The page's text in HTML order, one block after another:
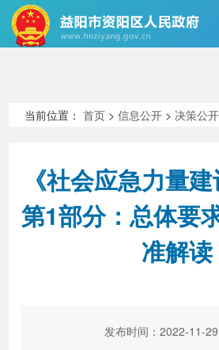
新闻中心
当前位置：首页 >信息公开 >决策公开
《社会应急力量
第1部分：总体要
准解读
发布时间：2022-11-